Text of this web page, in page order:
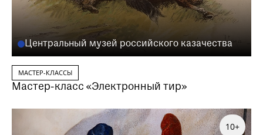
Центральный музей российского казачества
МАСТЕР-КЛАССЫ
Мастер-класс «Электронный тир»
10+